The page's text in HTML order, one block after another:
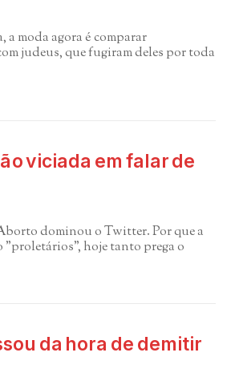
moda agora é comparar
judeus, que fugiram deles por toda
viciada em falar de
dominou o Twitter. Por que a
"proletários", hoje tanto prega o
da hora de demitir